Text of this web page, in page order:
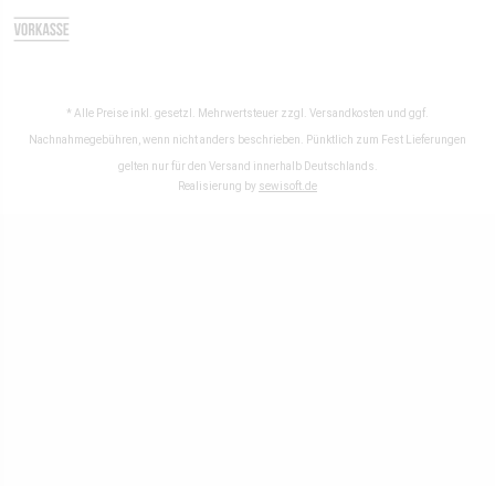
* Alle Preise inkl. gesetzl. Mehrwertsteuer zzgl. Versandkosten und ggf.
Nachnahmegebühren, wenn nicht anders beschrieben. Pünktlich zum Fest Lieferungen
gelten nur für den Versand innerhalb Deutschlands.
Realisierung by sewisoft.de